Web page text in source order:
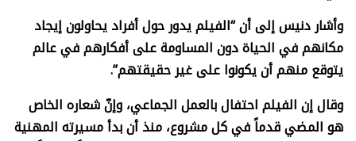
وأشار دنيس إلى أن “الفيلم يدور حول أفراد يحاولون إيجاد
مكانهم في الحياة دون المساومة على أفكارهم في عالم
يتوقع منهم أن يكونوا على غير حقيقتهم”.
وقال إن الفيلم احتفال بالعمل الجماعي، وإنّ شعاره الخاص
هو المضي قدماً في كل مشروع، منذ أن بدأ مسيرته المهنية